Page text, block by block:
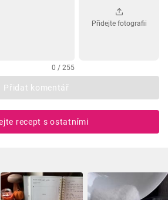
0 / 255
Přidejte fotografii
Přidat komentář
recept s ostatními